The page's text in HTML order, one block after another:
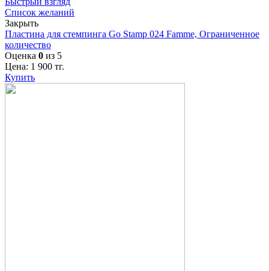
Список желаний
Закрыть
Пластина для стемпинга Go Stamp 024 Famme, Ограниченное
количество
Оценка 0 из 5
Цена: 1 900 тг.
Купить